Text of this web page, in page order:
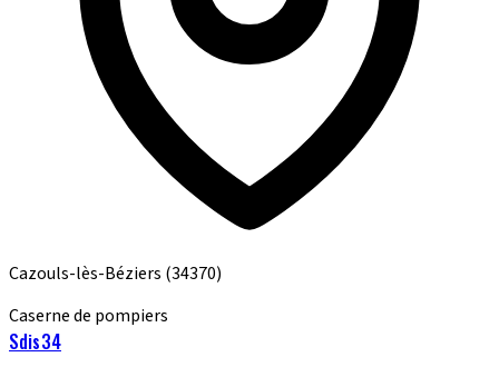
Cazouls-lès-Béziers (34370)
Caserne de pompiers
Sdis34